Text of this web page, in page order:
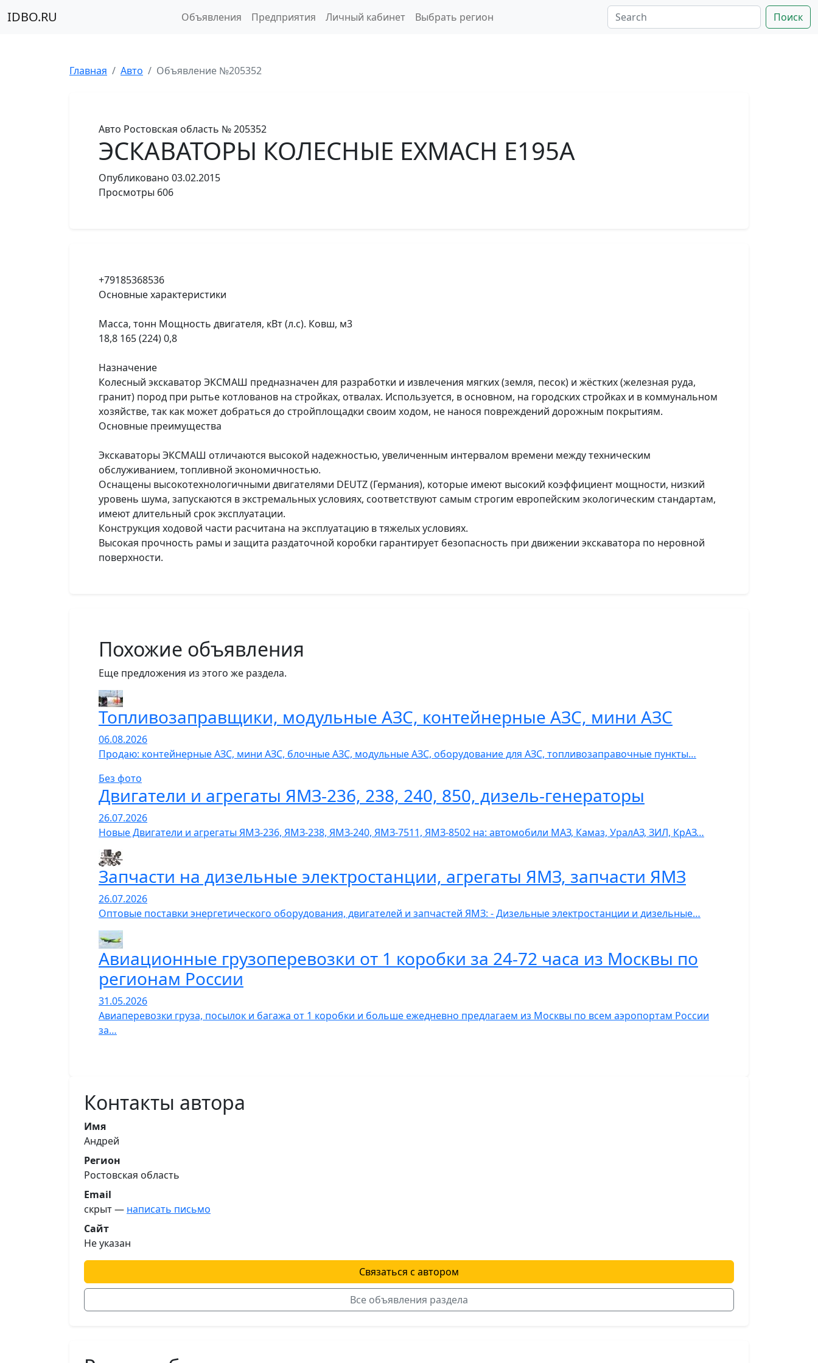
IDBO.RU Объявления Предприятия Личный кабинет Выбрать регион Поиск
Главная Авто Объявление №205352
Авто Ростовская область № 205352
ЭСКАВАТОРЫ КОЛЕСНЫЕ EXMACH Е195А
Опубликовано 03.02.2015
Просмотры 606
+79185368536
Основные характеристики
Масса, тонн Мощность двигателя, кВт (л.с). Ковш, м3
18,8 165 (224) 0,8
Назначение
Колесный экскаватор ЭКСМАШ предназначен для разработки и извлечения мягких (земля, песок) и жёстких (железная руда,
гранит) пород при рытье котлованов на стройках, отвалах. Используется, в основном, на городских стройках и в коммунальном
хозяйстве, так как может добраться до стройплощадки своим ходом, не нанося повреждений дорожным покрытиям.
Основные преимущества
Экскаваторы ЭКСМАШ отличаются высокой надежностью, увеличенным интервалом времени между техническим
обслуживанием, топливной экономичностью.
Оснащены высокотехнологичными двигателями DEUTZ (Германия), которые имеют высокий коэффициент мощности, низкий
уровень шума, запускаются в экстремальных условиях, соответствуют самым строгим европейским экологическим стандартам,
имеют длительный срок эксплуатации.
Конструкция ходовой части расчитана на эксплуатацию в тяжелых условиях.
Высокая прочность рамы и защита раздаточной коробки гарантирует безопасность при движении экскаватора по неровной
поверхности.
Похожие объявления
Еще предложения из этого же раздела.
Топливозаправщики, модульные АЗС, контейнерные АЗС, мини АЗС
06.08.2026
Продаю: контейнерные АЗС, мини АЗС, блочные АЗС, модульные АЗС, оборудование для АЗС, топливозаправочные пункты…
Без фото
Двигатели и агрегаты ЯМЗ-236, 238, 240, 850, дизель-генераторы
26.07.2026
Новые Двигатели и агрегаты ЯМЗ-236, ЯМЗ-238, ЯМЗ-240, ЯМЗ-7511, ЯМЗ-8502 на: автомобили МАЗ, Камаз, УралАЗ, ЗИЛ, КрАЗ…
Запчасти на дизельные электростанции, агрегаты ЯМЗ, запчасти ЯМЗ
26.07.2026
Оптовые поставки энергетического оборудования, двигателей и запчастей ЯМЗ: - Дизельные электростанции и дизельные…
Авиационные грузоперевозки от 1 коробки за 24-72 часа из Москвы по
регионам России
31.05.2026
Авиаперевозки груза, посылок и багажа от 1 коробки и больше ежедневно предлагаем из Москвы по всем аэропортам России
за…
Контакты автора
Имя
Андрей
Регион
Ростовская область
Email
скрыт — написать письмо
Сайт
Не указан
Связаться с автором
Все объявления раздела